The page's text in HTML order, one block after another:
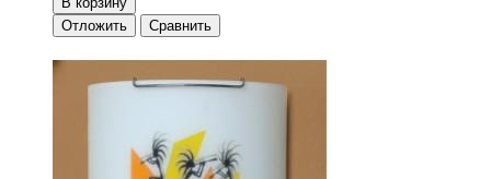
Отложить
Сравнить